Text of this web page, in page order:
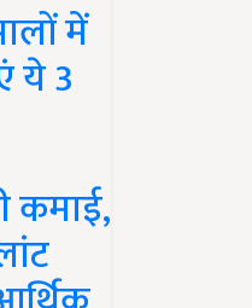
में
ये 3
कमाई,